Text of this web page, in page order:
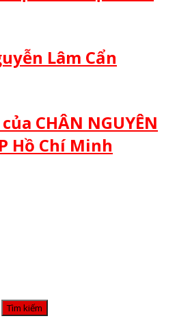
Lâm Cẩn
CHÂN NGUYÊN
Hồ Chí Minh